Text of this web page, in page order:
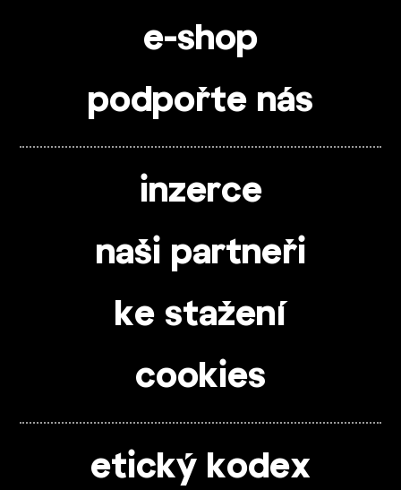
e-shop
podpořte nás
inzerce
naši partneři
ke stažení
cookies
etický kodex